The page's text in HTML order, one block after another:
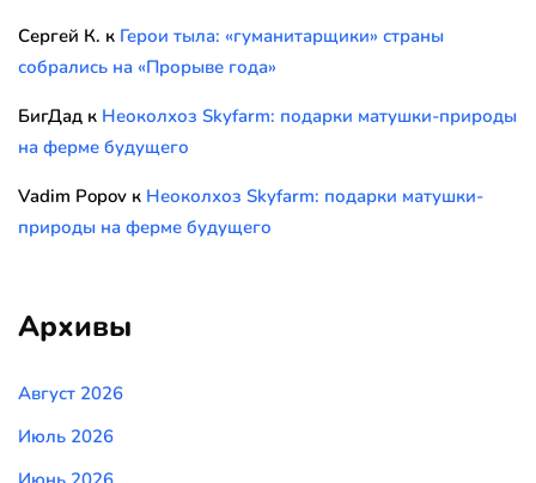
Сергей К. к Герои тыла: «гуманитарщики» страны
собрались на «Прорыве года»
БигДад к Неоколхоз Skyfarm: подарки матушки-природы
на ферме будущего
Vadim Popov к Неоколхоз Skyfarm: подарки матушки-
природы на ферме будущего
Архивы
Август 2026
Июль 2026